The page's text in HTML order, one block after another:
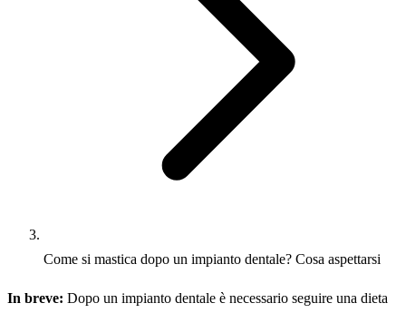
Come si mastica dopo un impianto dentale? Cosa aspettarsi
In breve: Dopo un impianto dentale è necessario seguire una dieta